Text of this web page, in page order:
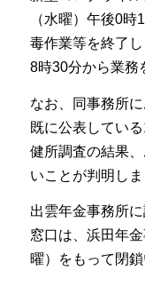
（水曜）午後0
毒作業等を終了
8時30分から業務
なお、同事務所
既に公表してい
健所調査の結果
いことが判明しま
出雲年金事務所
窓口は、浜田年
曜）をもって閉鎖